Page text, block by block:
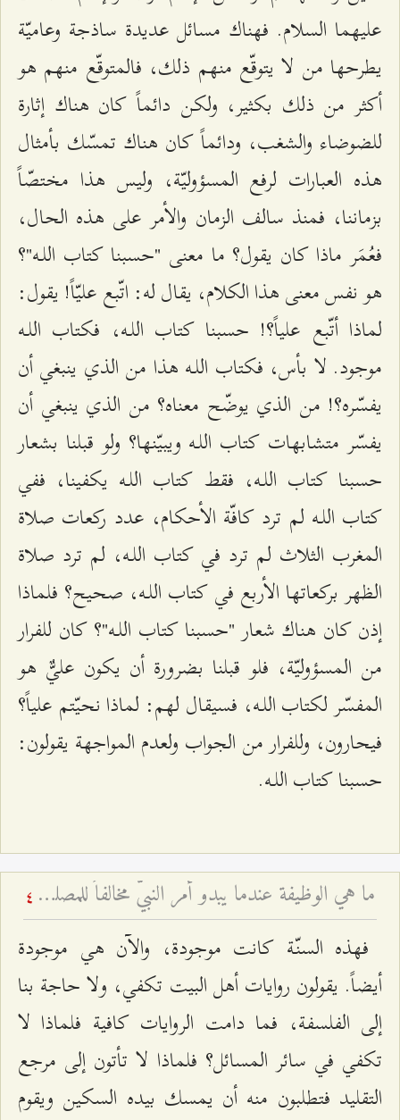
عليهما السلام. فهناك مسائل عديدة ساذجة وعاميّة
يطرحها من لا يتوقّع منهم ذلك، فالمتوقّع منهم هو
أكثر من ذلك بكثير، ولكن دائماً كان هناك إثارة
للضوضاء والشغب، ودائماً كان هناك تمسّك بأمثال
هذه العبارات لرفع المسؤوليّة، وليس هذا مختصّاً
بزماننا، فمنذ سالف الزمان والأمر على هذه الحال،
فعُمَر ماذا كان يقول؟ ما معنى "حسبنا كتاب اللـه"؟
هو نفس معنى هذا الكلام، يقال له: اتّبع عليّاً! يقول:
لماذا أتّبع علياً؟! حسبنا كتاب اللـه، فكتاب اللـه
موجود. لا بأس، فكتاب اللـه هذا من الذي ينبغي أن
يفسّره؟! من الذي يوضّح معناه؟ من الذي ينبغي أن
يفسّر متشابهات كتاب اللـه ويبيّنها؟ ولو قبلنا بشعار
حسبنا كتاب اللـه، فقط كتاب اللـه يكفينا، ففي
كتاب اللـه لم ترد كافّة الأحكام، عدد ركعات صلاة
المغرب الثلاث لم ترد في كتاب اللـه، لم ترد صلاة
الظهر بركعاتها الأربع في كتاب اللـه، صحيح؟ فلماذا
إذن كان هناك شعار "حسبنا كتاب اللـه"؟ كان للفرار
من المسؤوليّة، فلو قبلنا بضرورة أن يكون عليٌّ هو
المفسّر لكتاب اللـه، فسيقال لهم: لماذا نحيّتم علياً؟
فيحارون، وللفرار من الجواب ولعدم المواجهة يقولون:
حسبنا كتاب اللـه.
ما هي الوظيفة عندما يبدو أمر النبيّ مخالفاً للمصلحة؟ 4
فهذه السنّة كانت موجودة، والآن هي موجودة
أيضاً. يقولون روايات أهل البيت تكفي، ولا حاجة بنا
إلى الفلسفة، فما دامت الروايات كافية فلماذا لا
تكفي في سائر المسائل؟ فلماذا لا تأتون إلى مرجع
التقليد فتطلبون منه أن يمسك بيده السكين ويقوم